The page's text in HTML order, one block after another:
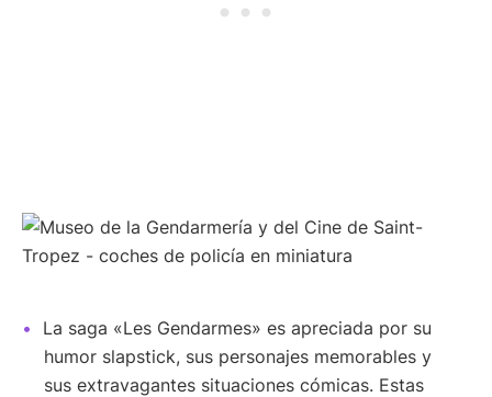
La saga «Les Gendarmes» es apreciada por su
humor slapstick, sus personajes memorables y
sus extravagantes situaciones cómicas. Estas